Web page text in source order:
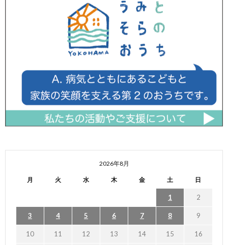
2026年8月
月 火 水 木 金 土 日
1 2
3 4 5 6 7 8 9
10 11 12 13 14 15 16